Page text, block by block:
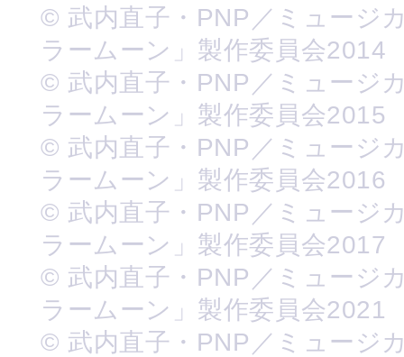
© 武内直子・PNP／ミュージ
ラームーン」製作委員会2014
© 武内直子・PNP／ミュージ
ラームーン」製作委員会2015
© 武内直子・PNP／ミュージ
ラームーン」製作委員会2016
© 武内直子・PNP／ミュージ
ラームーン」製作委員会2017
© 武内直子・PNP／ミュージ
ラームーン」製作委員会2021
© 武内直子・PNP／ミュージ